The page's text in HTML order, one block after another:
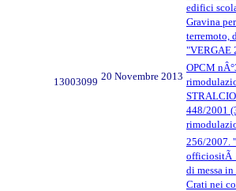
edifici
Gravina
terremoto,
"VERGAE
13003099 20 Novembre 2013
OPCM
448/2001
256/2007.
officiositÃ
di messa
Crati nei